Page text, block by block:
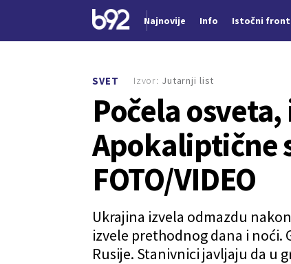
Najnovije Info Istočni front
SVET
Počela
Apokaliptične
FOTO/VIDEO
Ukrajina izvela odmazdu
izvele prethodnog dana i
Rusije. Stanivnici javljaju da u
Izvor: Jutarnji list